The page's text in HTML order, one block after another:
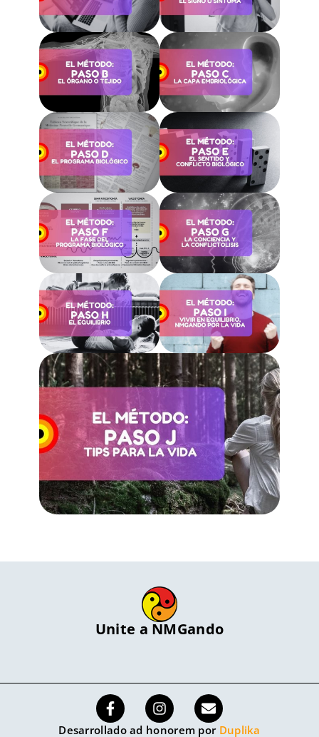
Unite a NMGando
Desarrollado ad honorem por Duplika